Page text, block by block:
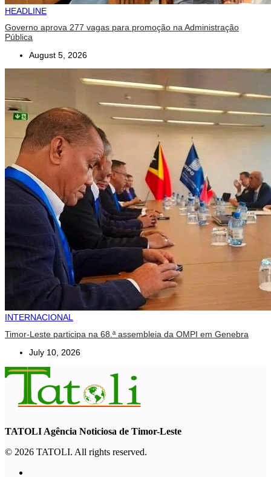
HEADLINE
Governo aprova 277 vagas para promoção na Administração
Pública
August 5, 2026
INTERNACIONAL
Timor-Leste participa na 68.ª assembleia da OMPI em Genebra
July 10, 2026
TATOLI Agência Noticiosa de Timor-Leste
© 2026 TATOLI. All rights reserved.